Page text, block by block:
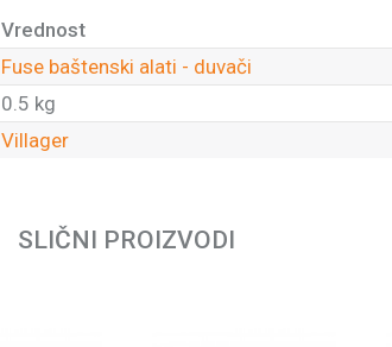
Vrednost
Fuse baštenski alati - duvači
0.5 kg
Villager
SLIČNI PROIZVODI